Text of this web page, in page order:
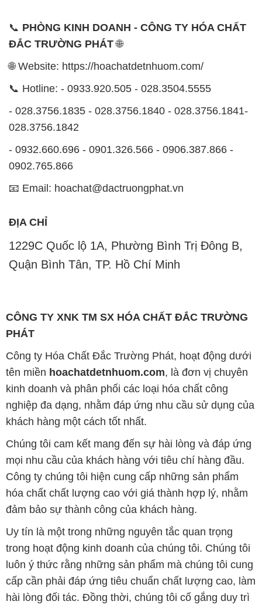
📞 PHÒNG KINH DOANH - CÔNG TY HÓA CHẤT
ĐẮC TRƯỜNG PHÁT🌐
🌐 Website: https://hoachatdetnhuom.com/
📞 Hotline: - 0933.920.505 - 028.3504.5555
- 028.3756.1835 - 028.3756.1840 - 028.3756.1841-
028.3756.1842
- 0932.660.696 - 0901.326.566 - 0906.387.866 -
0902.765.866
📧 Email: hoachat@dactruongphat.vn
ĐỊA CHỈ
1229C Quốc lộ 1A, Phường Bình Trị Đông B,
Quận Bình Tân, TP. Hồ Chí Minh
CÔNG TY XNK TM SX HÓA CHẤT ĐẮC TRƯỜNG
PHÁT
Công ty Hóa Chất Đắc Trường Phát, hoạt động dưới
tên miền hoachatdetnhuom.com, là đơn vị chuyên
kinh doanh và phân phối các loại hóa chất công
nghiệp đa dạng, nhằm đáp ứng nhu cầu sử dụng của
khách hàng một cách tốt nhất.
Chúng tôi cam kết mang đến sự hài lòng và đáp ứng
mọi nhu cầu của khách hàng với tiêu chí hàng đầu.
Công ty chúng tôi hiện cung cấp những sản phẩm
hóa chất chất lượng cao với giá thành hợp lý, nhằm
đảm bảo sự thành công của khách hàng.
Uy tín là một trong những nguyên tắc quan trọng
trong hoạt động kinh doanh của chúng tôi. Chúng tôi
luôn ý thức rằng những sản phẩm mà chúng tôi cung
cấp cần phải đáp ứng tiêu chuẩn chất lượng cao, làm
hài lòng đối tác. Đồng thời, chúng tôi cố gắng duy trì